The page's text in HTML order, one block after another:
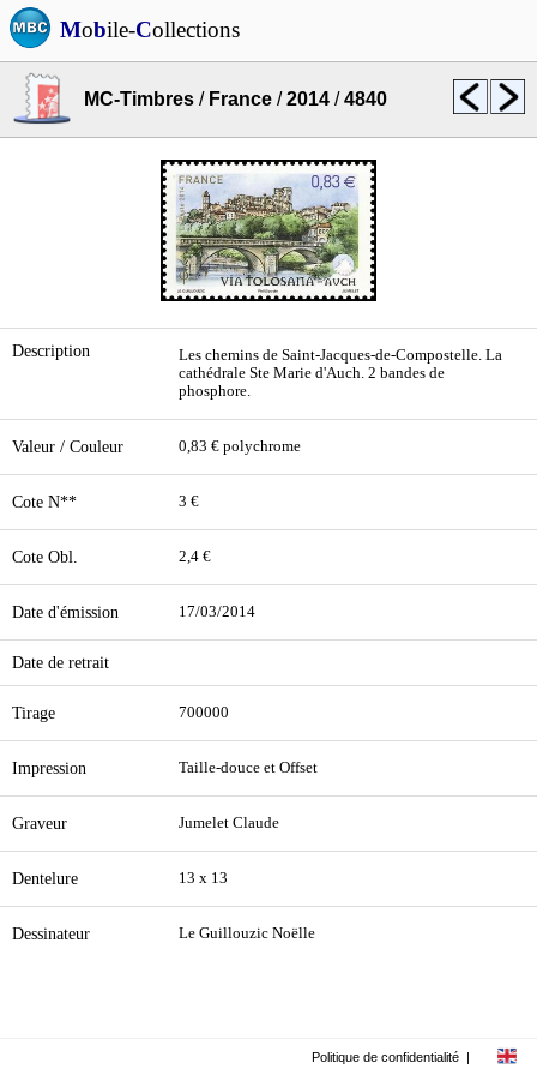
Mobile-Collections
MC-Timbres / France /2014 /4840
Description
Les chemins de Saint-Jacques-de-Compostelle. La
cathédrale Ste Marie d'Auch. 2 bandes de
phosphore.
Valeur / Couleur 0,83 € polychrome
Cote N** 3 €
Cote Obl. 2,4 €
Date d'émission 17/03/2014
Date de retrait
Tirage 700000
Impression Taille-douce et Offset
Graveur Jumelet Claude
Dentelure 13 x 13
Dessinateur Le Guillouzic Noëlle
Politique de confidentialité |